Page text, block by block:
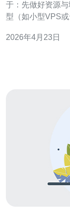
于：先做好资源
型（如小型VPS
用并接入CDN与
2026年4月23日